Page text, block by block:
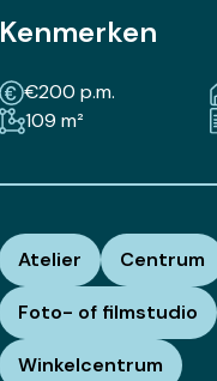
Kenmerken
€200 p.m.
109 m²
Atelier Centrum
Foto- of filmstudio
Winkelcentrum